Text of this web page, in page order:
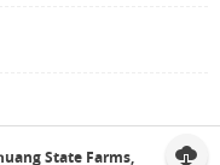
State Farms,